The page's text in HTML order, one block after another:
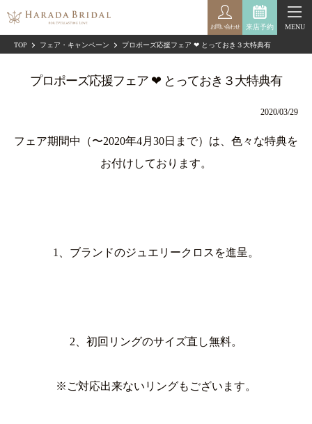
来店予約
お問い合わせ MENU
TOP フェア・キャンペーン プロポーズ応援フェア ❤︎ とっておき３大特典有
プロポーズ応援フェア ❤︎ とっておき３大特典有
2020/03/29
フェア期間中（〜2020年4月30日まで）は、色々な特典を
お付けしております。
1、ブランドのジュエリークロスを進呈。
2、初回リングのサイズ直し無料。
※ご対応出来ないリングもございます。